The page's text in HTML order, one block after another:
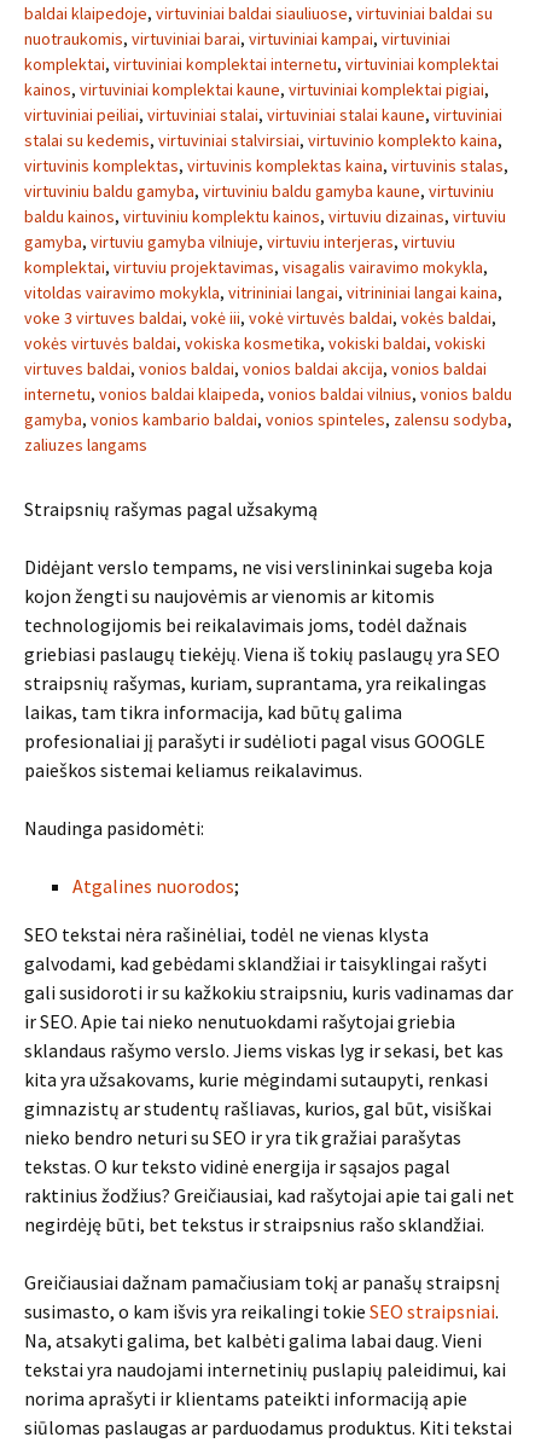
baldai klaipedoje, virtuviniai baldai siauliuose, virtuviniai baldai su
nuotraukomis, virtuviniai barai, virtuviniai kampai, virtuviniai
komplektai, virtuviniai komplektai internetu, virtuviniai komplektai
kainos, virtuviniai komplektai kaune, virtuviniai komplektai pigiai,
virtuviniai peiliai, virtuviniai stalai, virtuviniai stalai kaune, virtuviniai
stalai su kedemis, virtuviniai stalvirsiai, virtuvinio komplekto kaina,
virtuvinis komplektas, virtuvinis komplektas kaina, virtuvinis stalas,
virtuviniu baldu gamyba, virtuviniu baldu gamyba kaune, virtuviniu
baldu kainos, virtuviniu komplektu kainos, virtuviu dizainas, virtuviu
gamyba, virtuviu gamyba vilniuje, virtuviu interjeras, virtuviu
komplektai, virtuviu projektavimas, visagalis vairavimo mokykla,
vitoldas vairavimo mokykla, vitrininiai langai, vitrininiai langai kaina,
voke 3 virtuves baldai, vokė iii, vokė virtuvės baldai, vokės baldai,
vokės virtuvės baldai, vokiska kosmetika, vokiski baldai, vokiski
virtuves baldai, vonios baldai, vonios baldai akcija, vonios baldai
internetu, vonios baldai klaipeda, vonios baldai vilnius, vonios baldu
gamyba, vonios kambario baldai, vonios spinteles, zalensu sodyba,
zaliuzes langams
Straipsnių rašymas pagal užsakymą
Didėjant verslo tempams, ne visi verslininkai sugeba koja
kojon žengti su naujovėmis ar vienomis ar kitomis
technologijomis bei reikalavimais joms, todėl dažnais
griebiasi paslaugų tiekėjų. Viena iš tokių paslaugų yra SEO
straipsnių rašymas, kuriam, suprantama, yra reikalingas
laikas, tam tikra informacija, kad būtų galima
profesionaliai jį parašyti ir sudėlioti pagal visus GOOGLE
paieškos sistemai keliamus reikalavimus.
Naudinga pasidomėti:
Atgalines nuorodos;
SEO tekstai nėra rašinėliai, todėl ne vienas klysta
galvodami, kad gebėdami sklandžiai ir taisyklingai rašyti
gali susidoroti ir su kažkokiu straipsniu, kuris vadinamas dar
ir SEO. Apie tai nieko nenutuokdami rašytojai griebia
sklandaus rašymo verslo. Jiems viskas lyg ir sekasi, bet kas
kita yra užsakovams, kurie mėgindami sutaupyti, renkasi
gimnazistų ar studentų rašliavas, kurios, gal būt, visiškai
nieko bendro neturi su SEO ir yra tik gražiai parašytas
tekstas. O kur teksto vidinė energija ir sąsajos pagal
raktinius žodžius? Greičiausiai, kad rašytojai apie tai gali net
negirdėję būti, bet tekstus ir straipsnius rašo sklandžiai.
Greičiausiai dažnam pamačiusiam tokį ar panašų straipsnį
susimasto, o kam išvis yra reikalingi tokie SEO straipsniai.
Na, atsakyti galima, bet kalbėti galima labai daug. Vieni
tekstai yra naudojami internetinių puslapių paleidimui, kai
norima aprašyti ir klientams pateikti informaciją apie
siūlomas paslaugas ar parduodamus produktus. Kiti tekstai